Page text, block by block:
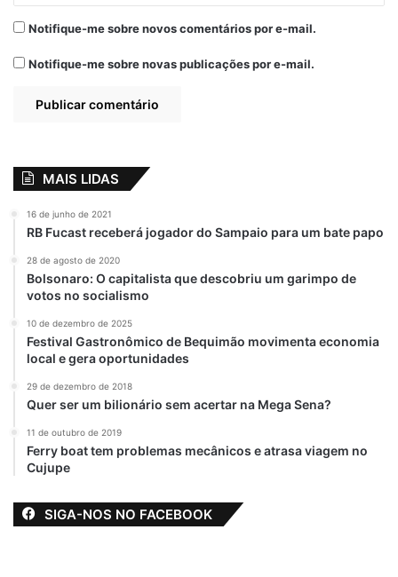
Notifique-me sobre novos comentários por e-mail.
Notifique-me sobre novas publicações por e-mail.
MAIS LIDAS
16 de junho de 2021
RB Fucast receberá jogador do Sampaio para um bate papo
28 de agosto de 2020
Bolsonaro: O capitalista que descobriu um garimpo de
votos no socialismo
10 de dezembro de 2025
Festival Gastronômico de Bequimão movimenta economia
local e gera oportunidades
29 de dezembro de 2018
Quer ser um bilionário sem acertar na Mega Sena?
11 de outubro de 2019
Ferry boat tem problemas mecânicos e atrasa viagem no
Cujupe
SIGA-NOS NO FACEBOOK